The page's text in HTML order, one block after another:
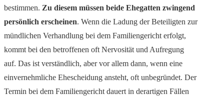
bestimmen. Zu diesem müssen beide Ehegatten zwingend
persönlich erscheinen. Wenn die Ladung der Beteiligten zur
mündlichen Verhandlung bei dem Familiengericht erfolgt,
kommt bei den betroffenen oft Nervosität und Aufregung
auf. Das ist verständlich, aber vor allem dann, wenn eine
einvernehmliche Ehescheidung ansteht, oft unbegründet. Der
Termin bei dem Familiengericht dauert in derartigen Fällen